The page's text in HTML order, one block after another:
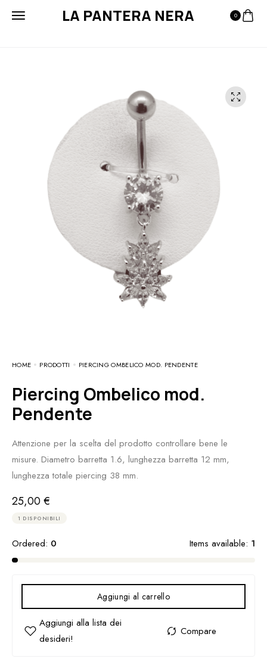
LA PANTERA NERA 0
HOME PRODOTTI PIERCING OMBELICO MOD. PENDENTE
Piercing Ombelico mod.
Pendente
Attenzione per la scelta del prodotto controllare bene le
misure. Diametro barretta 1.6, lunghezza barretta 12 mm,
lunghezza totale piercing 38 mm.
25,00€
1 DISPONIBILI
Ordered: 0 Items available: 1
Aggiungi al carrello